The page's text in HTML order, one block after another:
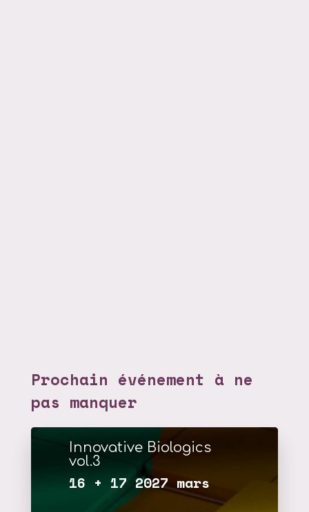
Prochain événement à ne
pas manquer
Innovative Biologics
vol.3
16 + 17 2027 mars